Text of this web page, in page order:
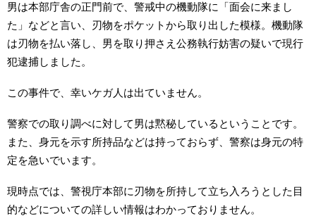
男は本部庁舎の正門前で、警戒中の機動隊に「面会に来まし
た」などと言い、刃物をポケットから取り出した模様。機動隊
は刃物を払い落し、男を取り押さえ公務執行妨害の疑いで現行
犯逮捕しました。
この事件で、幸いケガ人は出ていません。
警察での取り調べに対して男は黙秘しているということです。
また、身元を示す所持品などは持っておらず、警察は身元の特
定を急いでいます。
現時点では、警視庁本部に刃物を所持して立ち入ろうとした目
的などについての詳しい情報はわかっておりません。